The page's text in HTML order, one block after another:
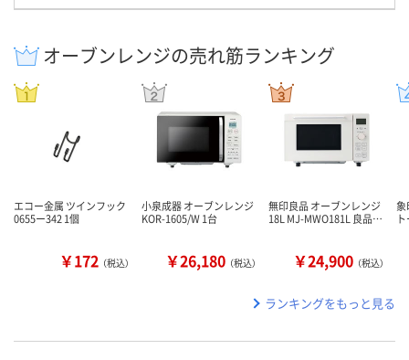
オーブンレンジの売れ筋ランキング
エコー金属 ツインフック
0655ー342 1個
￥172 （税込）
小泉成器 オーブンレンジ
KOR-1605/W 1台
￥26,180 （税込）
無印良品 オーブンレンジ
18L MJ-MWO181L 良品…
￥24,900 （税込）
ランキングをもっと見る